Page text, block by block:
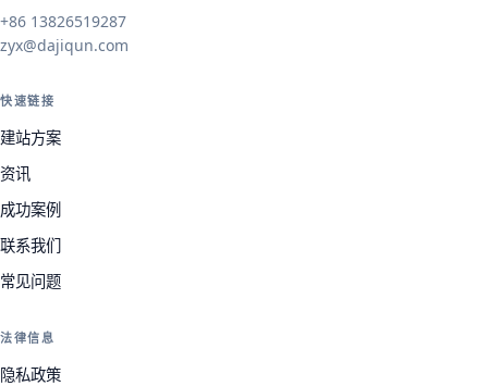
+86 13826519287
zyx@dajiqun.com
快速链接
建站方案
资讯
成功案例
联系我们
常见问题
法律信息
隐私政策